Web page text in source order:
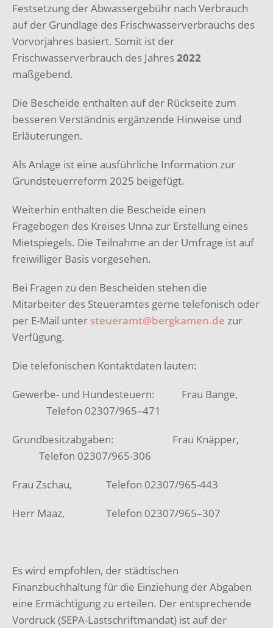
Festsetzung der Abwassergebühr nach Verbrauch
auf der Grundlage des Frischwasserverbrauchs des
Vorvorjahres basiert. Somit ist der
Frischwasserverbrauch des Jahres2022
maßgebend.
Die Bescheide enthalten auf der Rückseite zum
besseren Verständnis ergänzende Hinweise und
Erläuterungen.
Als Anlage ist eine ausführliche Information zur
Grundsteuerreform 2025 beigefügt.
Weiterhin enthalten die Bescheide einen
Fragebogen des Kreises Unna zur Erstellung eines
Mietspiegels. Die Teilnahme an der Umfrage ist auf
freiwilliger Basis vorgesehen.
Bei Fragen zu den Bescheiden stehen die
Mitarbeiter des Steueramtes gerne telefonisch oder
per E-Mail unter steueramt@bergkamen.de zur
Verfügung.
Die telefonischen Kontaktdaten lauten:
Gewerbe- und Hundesteuern: Frau Bange,
Telefon 02307/965–471
Grundbesitzabgaben: Frau Knäpper,
Telefon 02307/965-306
Frau Zschau, Telefon 02307/965-443
Herr Maaz, Telefon 02307/965–307
Es wird empfohlen, der städtischen
Finanzbuchhaltung für die Einziehung der Abgaben
eine Ermächtigung zu erteilen. Der entsprechende
Vordruck (SEPA-Lastschriftmandat) ist auf der